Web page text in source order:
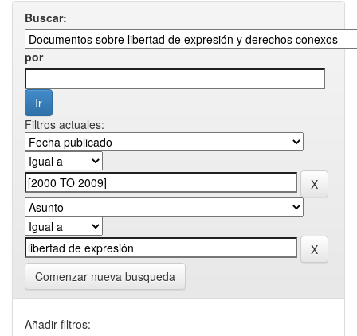
Buscar:
por
Filtros actuales:
Comenzar nueva busqueda
Añadir filtros: